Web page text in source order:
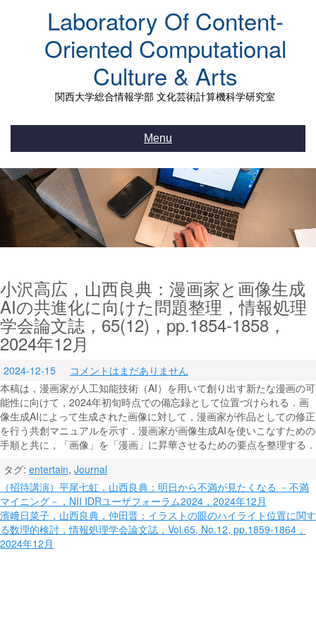
Laboratory Of Content-
Oriented Computational
Culture & Arts
関西大学総合情報学部 文化芸術計算機科学研究室
Menu
小沢高広，山西良典：漫画家と画像生成
AIの共進化に向けた問題整理，情報処理
学会論文誌，65(12)，pp.1854-1858，
2024年12月
2024-12-15
コメントはまだありません
本稿は，漫画家が人工知能技術（AI）を用いて創り出す新たな漫画の可
能性に向けて，2024年初旬時点での備忘録として位置づけられる．画
像生成AIによって生成された画像に対して，漫画家が作品としての修正
を行う共創マニュアルを示す．漫画家が画像生成AIを使いこなすための
手順と共に，「画像」を「漫画」に昇華させるための要点を整理する．
タグ: entertain, Journal
投
稿
ナ
（招待講演）平尾七虹，山西良典：明日から不満が見たくなる －不満
マイニング－，NII IDRユーザフォーラム2024，2024年12月
濱﨑日菜子，山西良典，仲田晋：イラストの眼のハイライト位置に関す
る数理的検討，情報処理学会論文誌，Vol.65, No.12, pp.1859-1864，
2024年12月